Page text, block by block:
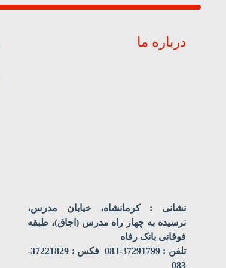
درباره ما
نشانی : کرمانشاه، خیابان مدرس،
نرسیده به چهار راه مدرس (اجاق)، طبقه
فوقانی بانک رفاه
تلفن : 37291799-083 فکس : 37221829-
083